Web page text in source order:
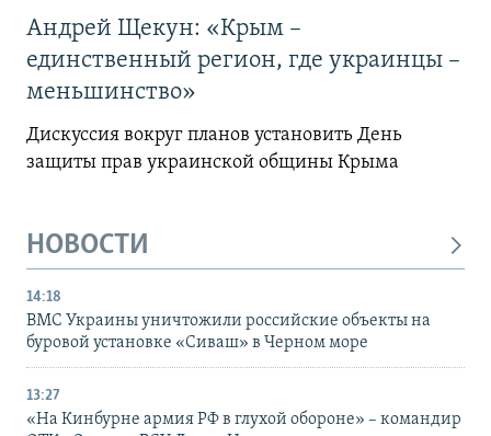
Андрей Щекун: «Крым –
единственный регион, где украинцы –
меньшинство»
Дискуссия вокруг планов установить День
защиты прав украинской общины Крыма
НОВОСТИ
14:18
ВМС Украины уничтожили российские объекты на
буровой установке «Сиваш» в Черном море
13:27
«На Кинбурне армия РФ в глухой обороне» – командир